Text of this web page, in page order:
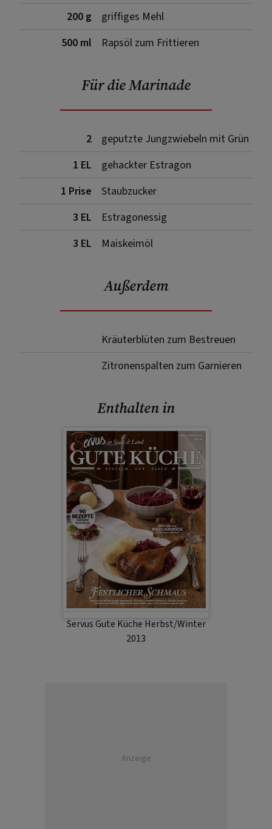
200 g
griffiges Mehl
500 ml
Rapsöl zum Frittieren
Für die Marinade
2
geputzte Jungzwiebeln mit Grün
1 EL
gehackter Estragon
1 Prise
Staubzucker
3 EL
Estragonessig
3 EL
Maiskeimöl
Außerdem
Kräuterblüten zum Bestreuen
Zitronenspalten zum Garnieren
Enthalten in
Servus Gute Küche Herbst/Winter
2013
Anzeige